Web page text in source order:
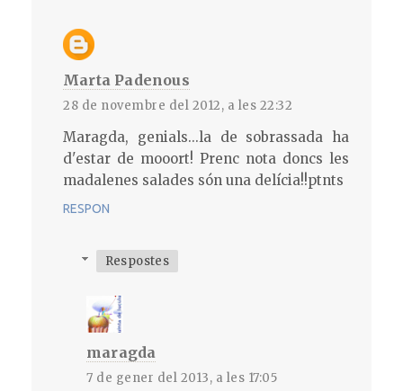
Marta Padenous
28 de novembre del 2012, a les 22:32
Maragda, genials...la de sobrassada ha
d'estar de mooort! Prenc nota doncs les
madalenes salades són una delícia!!ptnts
RESPON
Respostes
maragda
7 de gener del 2013, a les 17:05